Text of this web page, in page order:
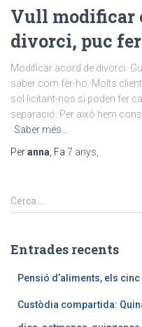
Vull modificar
divorci, puc
Modificar acord de divorci.
saber com fer-ho. Molts
sol·licitant-nos si poden fer
separació. Per això hem
Saber més…
Peranna , Fa 7 anys
C
e
a
Cerca …
Entrades recents
Pensió d’aliments, els
Custòdia compartida: